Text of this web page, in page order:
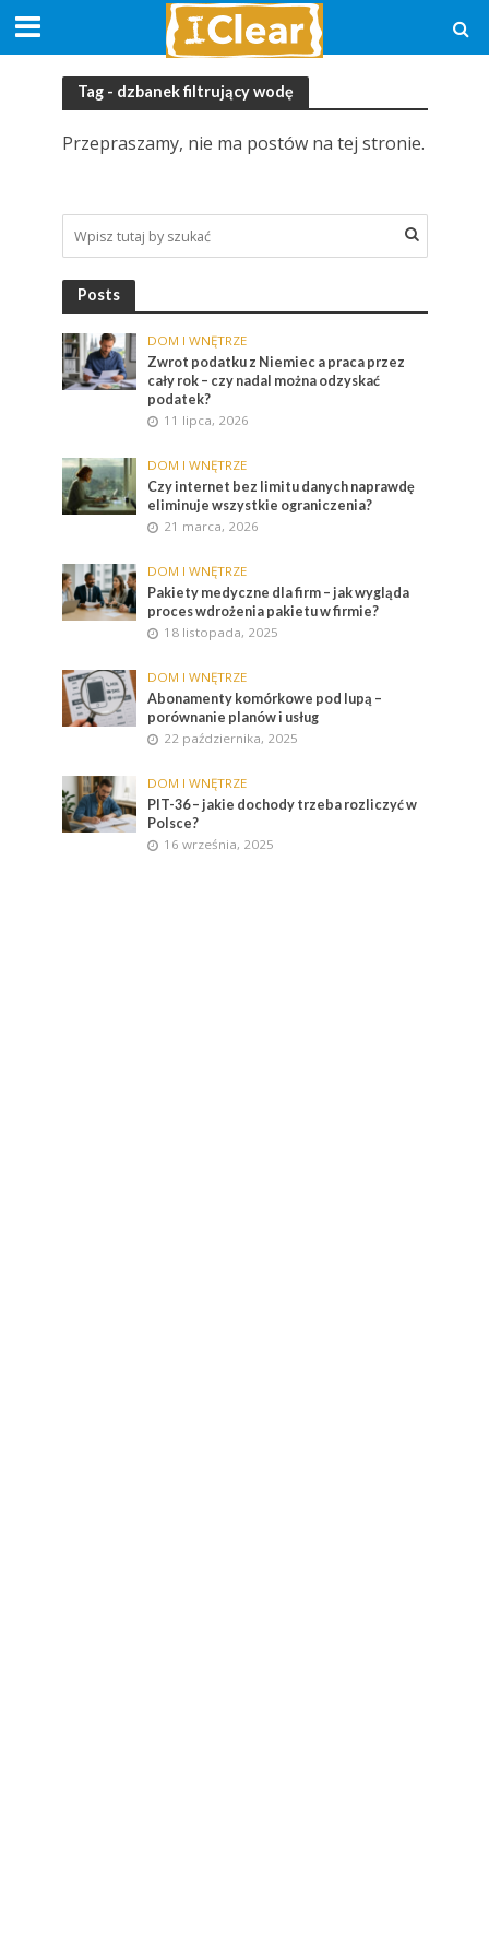
Tag - dzbanek filtrujący wodę
Przepraszamy, nie ma postów na tej stronie.
Posts
DOM I WNĘTRZE
Zwrot podatku z Niemiec a praca przez
cały rok – czy nadal można odzyskać
podatek?
11 lipca, 2026
DOM I WNĘTRZE
Czy internet bez limitu danych naprawdę
eliminuje wszystkie ograniczenia?
21 marca, 2026
DOM I WNĘTRZE
Pakiety medyczne dla firm – jak wygląda
proces wdrożenia pakietu w firmie?
18 listopada, 2025
DOM I WNĘTRZE
Abonamenty komórkowe pod lupą –
porównanie planów i usług
22 października, 2025
DOM I WNĘTRZE
PIT-36 – jakie dochody trzeba rozliczyć w
Polsce?
16 września, 2025